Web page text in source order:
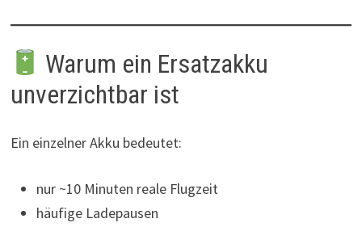
Warum ein Ersatzakku
unverzichtbar ist
Ein einzelner Akku bedeutet:
nur ~10 Minuten reale Flugzeit
häufige Ladepausen